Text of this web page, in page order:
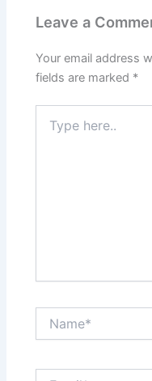
Leave a
Your email address
fields are marked *
here..